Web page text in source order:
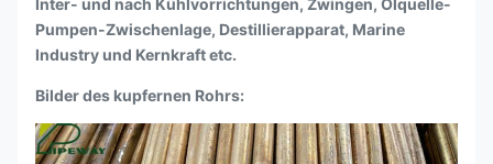
Inter- und nach Kühlvorrichtungen, Zwingen, Ölquelle-
Pumpen-Zwischenlage, Destillierapparat, Marine
Industry und Kernkraft etc.
Bilder des kupfernen Rohrs: